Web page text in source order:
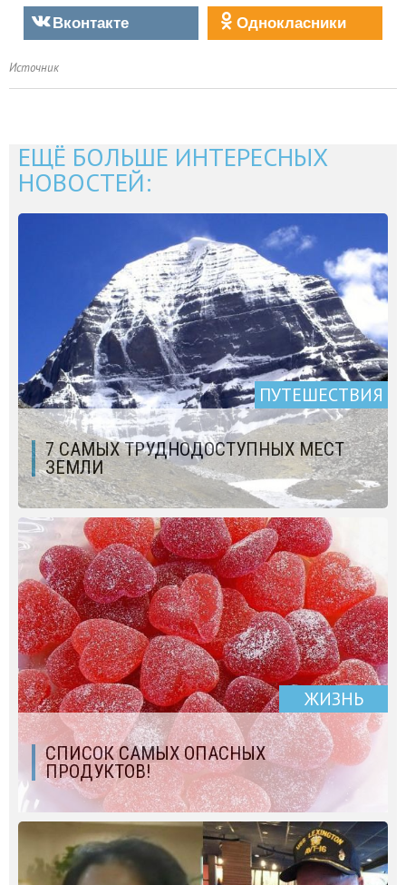
Вконтакте Однокласники
Источник
ЕЩЁ БОЛЬШЕ ИНТЕРЕСНЫХ
НОВОСТЕЙ:
ПУТЕШЕСТВИЯ
7 САМЫХ ТРУДНОДОСТУПНЫХ МЕСТ
ЗЕМЛИ
ЖИЗНЬ
СПИСОК САМЫХ ОПАСНЫХ
ПРОДУКТОВ!